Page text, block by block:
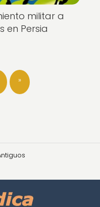
militar a
en Persia
»